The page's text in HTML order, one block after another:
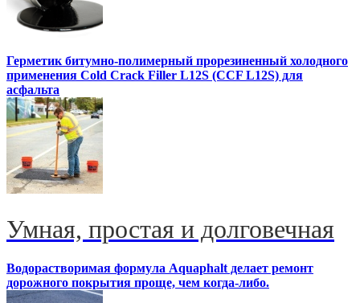
Герметик битумно-полимерный прорезиненный холодного
применения Cold Crack Filler L12S (ССF L12S) для
асфальта
Умная, простая и долговечная
Водорастворимая формула Aquaphalt делает ремонт
дорожного покрытия проще, чем когда-либо.